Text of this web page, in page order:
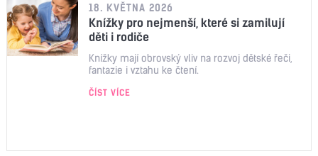
18. KVĚTNA 2026
Knížky pro nejmenší, které si zamilují
děti i rodiče
Knížky mají obrovský vliv na rozvoj dětské řeči,
fantazie i vztahu ke čtení.
ČÍST VÍCE